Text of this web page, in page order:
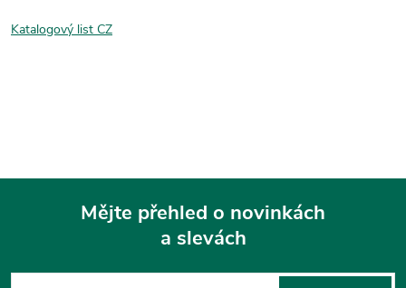
Katalogový list CZ
Mějte přehled o novinkách
a slevách